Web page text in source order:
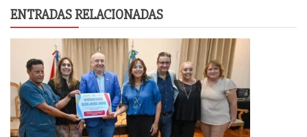
ENTRADAS RELACIONADAS